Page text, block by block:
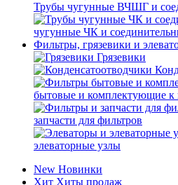
Трубы чугунные ВЧШГ и
чугунные ЧК и
Фильтры, грязевики и
Грязевики
бытовые и комплектующие к
запчасти для фильтров
элеваторные узлы
New Новинки
Хит Хиты продаж